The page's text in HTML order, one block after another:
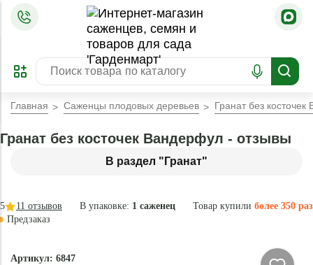
ПРЕДЗАКАЗ
ЗАБРОНИРОВАТЬ
ЛУЧШЕЕ
Главная Саженцы плодовых деревьев Гранат без
В раздел "Гранат"
Гранат без косточек Вандерфул - отзывы
В упаковке: 1 саженец Товар купили более 350 раз
5 11 отзывов
Предзаказ
Артикул: 6847